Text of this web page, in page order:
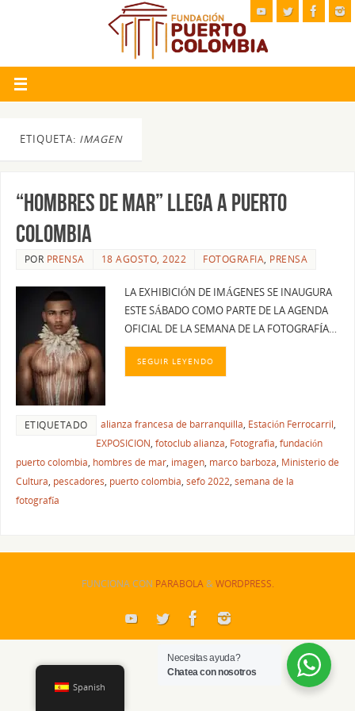
ETIQUETA: IMAGEN
“HOMBRES DE MAR” LLEGA A PUERTO
COLOMBIA
POR PRENSA 18 AGOSTO, 2022 FOTOGRAFIA, PRENSA
LA EXHIBICIÓN DE IMÁGENES SE INAUGURA
ESTE SÁBADO COMO PARTE DE LA AGENDA
OFICIAL DE LA SEMANA DE LA FOTOGRAFÍA…
SEGUIR LEYENDO
ETIQUETADO alianza francesa de barranquilla, Estación Ferrocarril,
EXPOSICION, fotoclub alianza, Fotografia, fundación
puerto colombia, hombres de mar, imagen, marco barboza, Ministerio de
Cultura, pescadores, puerto colombia, sefo 2022, semana de la
fotografía
FUNCIONA CON PARABOLA&WORDPRESS.
Spanish
Necesitas ayuda?
Chatea con nosotros